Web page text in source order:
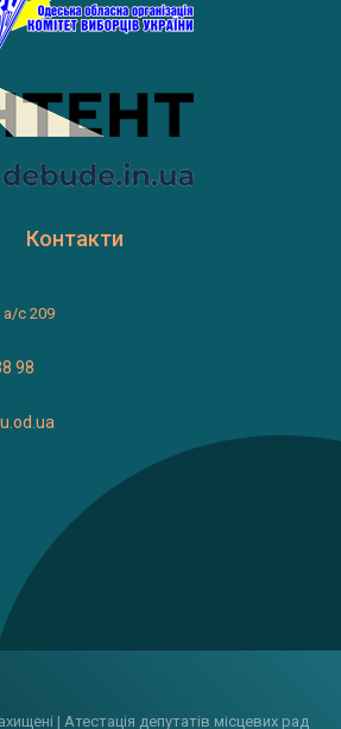
Контакти
а/с 209
98
| Атестація депутатів місцевих рад